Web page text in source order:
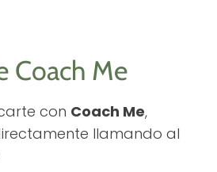
Coach Me
con Coach Me,
llamando al